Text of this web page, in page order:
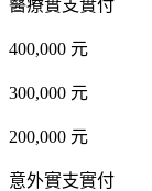
醫療實支實付
400,000 元
300,000 元
200,000 元
意外實支實付